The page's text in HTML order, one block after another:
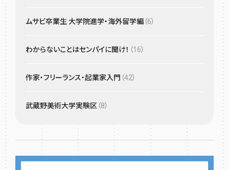
ムサビ卒業生 大学院進学・海外留学編 （6）
わからないことはセンパイに聞け！ （16）
作家・フリーランス・起業家入門 （42）
武蔵野美術大学実験区 （8）